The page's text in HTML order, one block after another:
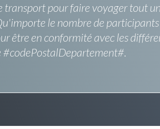
transport pour faire voyager tout
le nombre de
être en conformité avec les
#codePostalDepartement#.